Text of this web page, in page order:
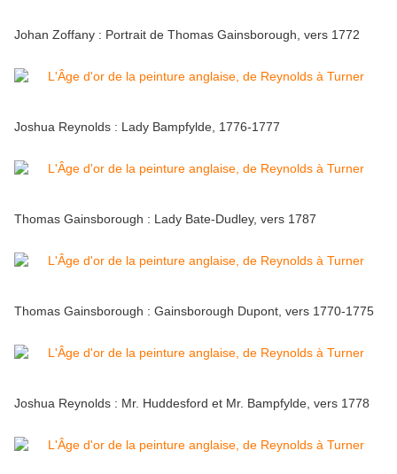
Johan Zoffany : Portrait de Thomas Gainsborough, vers 1772
Joshua Reynolds : Lady Bampfylde, 1776-1777
Thomas Gainsborough : Lady Bate-Dudley, vers 1787
Thomas Gainsborough : Gainsborough Dupont, vers 1770-1775
Joshua Reynolds : Mr. Huddesford et Mr. Bampfylde, vers 1778